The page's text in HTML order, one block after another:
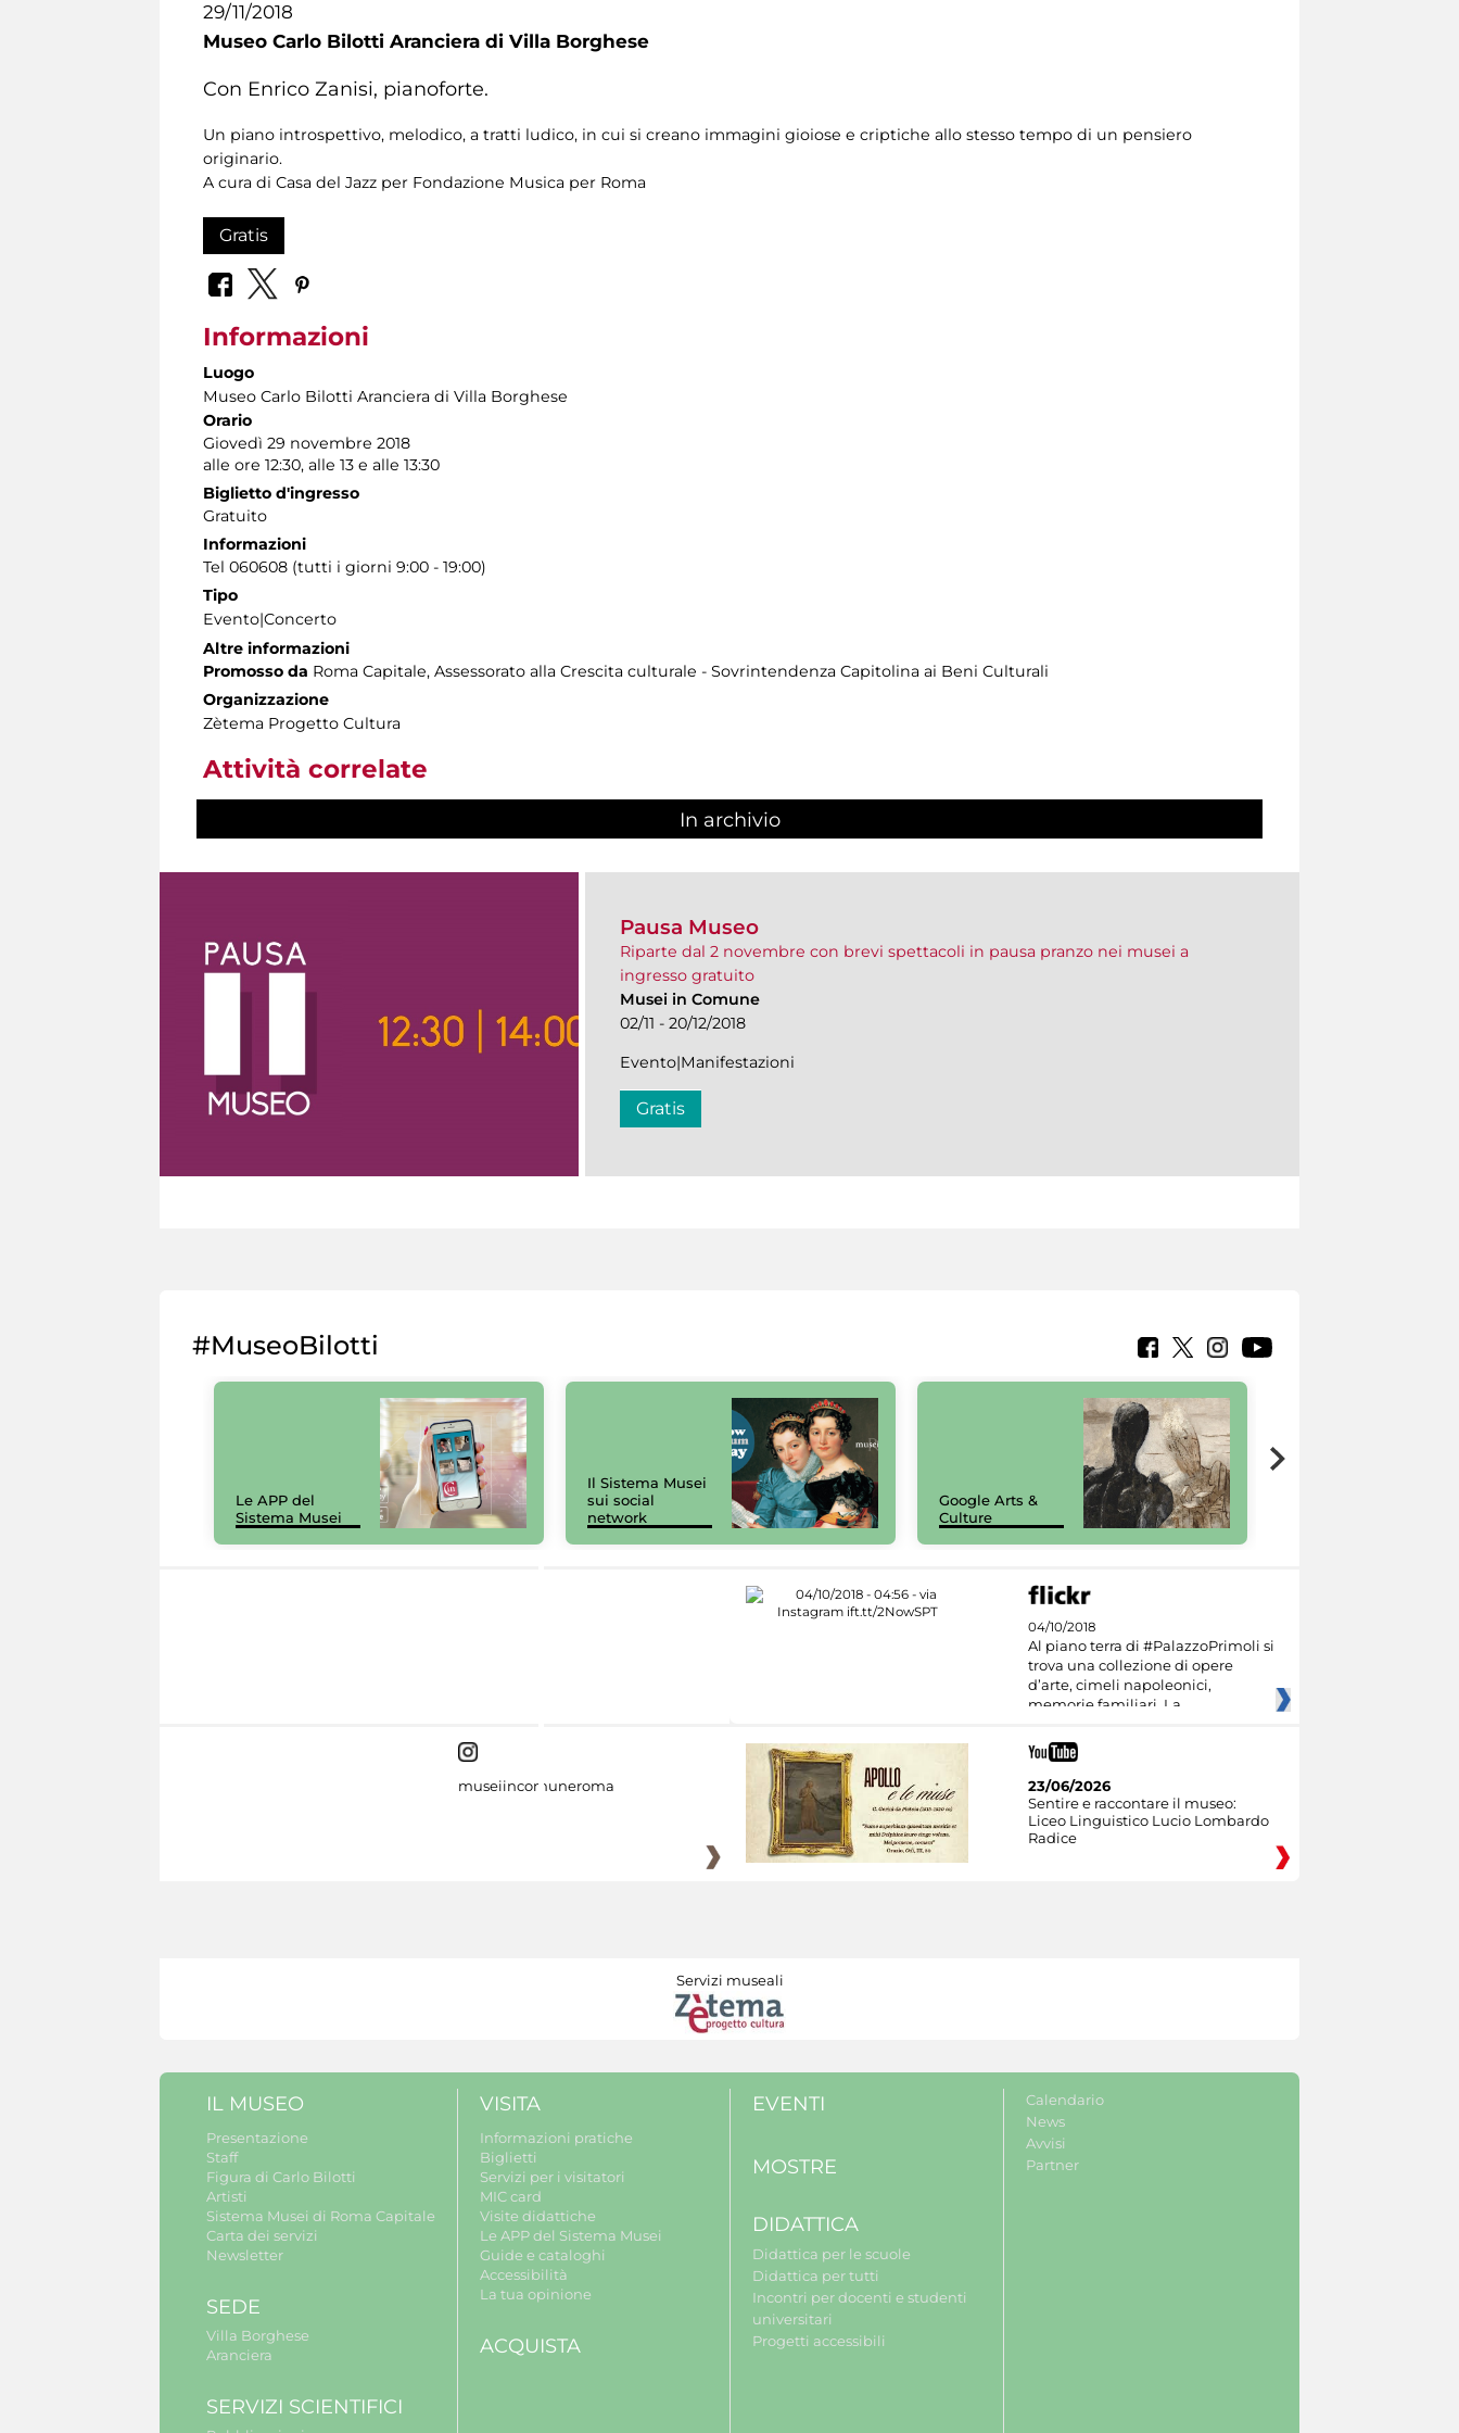
29/11/2018
Museo Carlo Bilotti Aranciera di Villa Borghese
Con Enrico Zanisi, pianoforte.
Un piano introspettivo, melodico, a tratti ludico, in cui si creano immagini gioiose e criptiche allo stesso tempo di un pensiero
originario.
A cura di Casa del Jazz per Fondazione Musica per Roma
Gratis
Informazioni
Luogo
Museo Carlo Bilotti Aranciera di Villa Borghese
Orario
Giovedì 29 novembre 2018
alle ore 12:30, alle 13 e alle 13:30
Biglietto d'ingresso
Gratuito
Informazioni
Tel 060608 (tutti i giorni 9:00 - 19:00)
Tipo
Evento|Concerto
Altre informazioni
Promosso da Roma Capitale, Assessorato alla Crescita culturale - Sovrintendenza Capitolina ai Beni Culturali
Organizzazione
Zètema Progetto Cultura
Attività correlate
In archivio
Pausa Museo
Riparte dal 2 novembre con brevi spettacoli in pausa pranzo nei musei a
ingresso gratuito
Musei in Comune
02/11 - 20/12/2018
Evento|Manifestazioni
Gratis
#MuseoBilotti
Le APP del
Sistema Musei
Il Sistema Musei
sui social
network
Google Arts &
Culture
04/10/2018
Al piano terra di #PalazzoPrimoli si
trova una collezione di opere
d’arte, cimeli napoleonici,
memorie familiari. La
museiincomuneroma
23/06/2026
Sentire e raccontare il museo:
Liceo Linguistico Lucio Lombardo
Radice
Servizi museali
IL MUSEO
Presentazione
Staff
Figura di Carlo Bilotti
Artisti
Sistema Musei di Roma Capitale
Carta dei servizi
Newsletter
SEDE
Villa Borghese
Aranciera
SERVIZI SCIENTIFICI
VISITA
Informazioni pratiche
Biglietti
Servizi per i visitatori
MIC card
Visite didattiche
Le APP del Sistema Musei
Guide e cataloghi
Accessibilità
La tua opinione
ACQUISTA
EVENTI
MOSTRE
DIDATTICA
Didattica per le scuole
Didattica per tutti
Incontri per docenti e studenti
universitari
Progetti accessibili
Calendario
News
Avvisi
Partner